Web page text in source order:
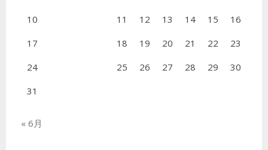
10
11 12 13 14 15
16
17
18 19 20 21 22
23
24
25 26 27 28 29
30
31
« 6月